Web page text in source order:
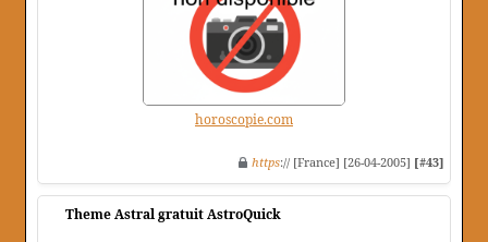
horoscopie.com
https:// [France] [26-04-2005] [#43]
Theme Astral gratuit AstroQuick